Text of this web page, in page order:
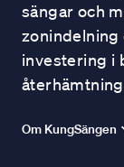
sängar och
investering i
Om KungSängen